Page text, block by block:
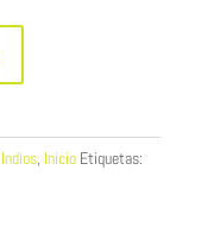
, Inicio Etiquetas: